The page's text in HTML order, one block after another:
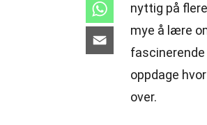
nyttig på
mye å lære
oppdage
over.